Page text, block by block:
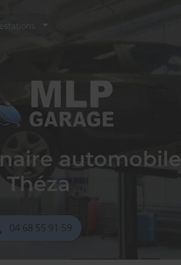
automobile
à Théza
04 68 55 91 59